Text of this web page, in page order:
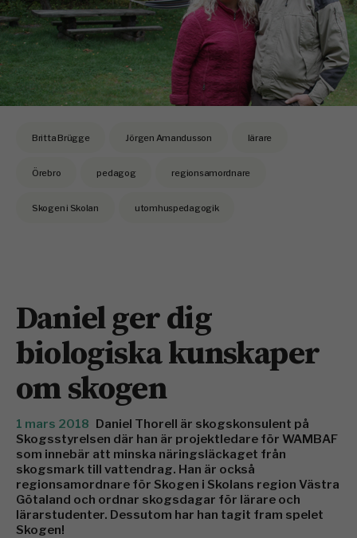
Britta Brügge Jörgen Amandusson lärare
Örebro pedagog regionsamordnare
Skogen i Skolan utomhuspedagogik
Daniel ger dig
biologiska kunskaper
om skogen
1 mars 2018 Daniel Thorell är skogskonsulent på
Skogsstyrelsen där han är projektledare för WAMBAF
som innebär att minska näringsläckaget från
skogsmark till vattendrag. Han är också
regionsamordnare för Skogen i Skolans region Västra
Götaland och ordnar skogsdagar för lärare och
lärarstudenter. Dessutom har han tagit fram spelet
Skogen!